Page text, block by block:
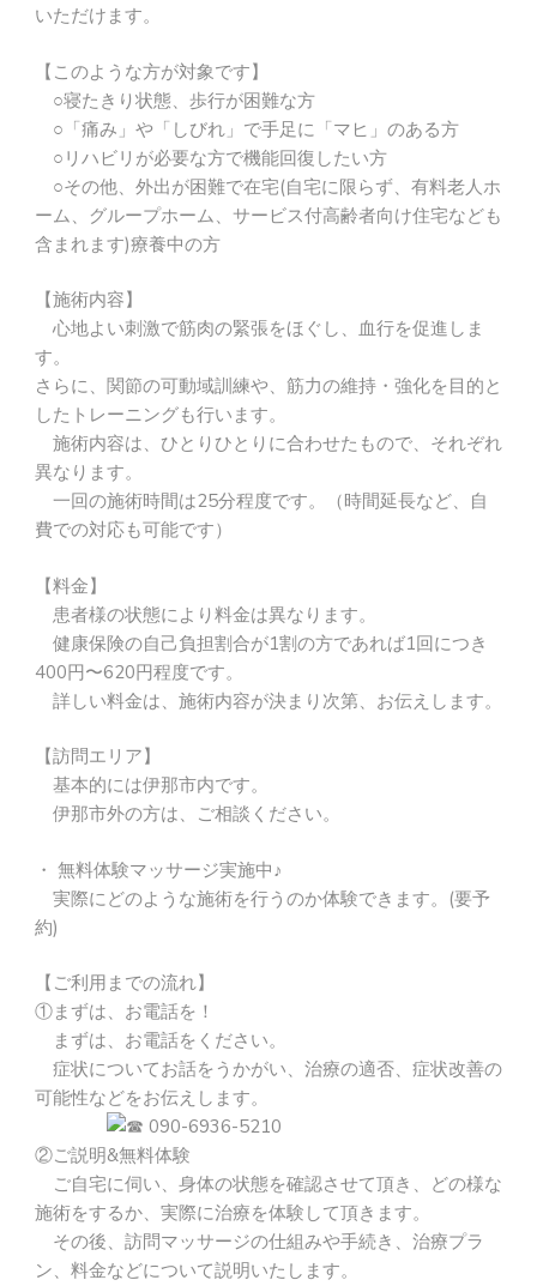
いただけます。
【このような方が対象です】
○寝たきり状態、歩行が困難な方
○「痛み」や「しびれ」で手足に「マヒ」のある方
○リハビリが必要な方で機能回復したい方
○その他、外出が困難で在宅(自宅に限らず、有料老人ホ
ーム、グループホーム、サービス付高齢者向け住宅なども
含まれます)療養中の方
【施術内容】
心地よい刺激で筋肉の緊張をほぐし、血行を促進しま
す。
さらに、関節の可動域訓練や、筋力の維持・強化を目的と
したトレーニングも行います。
施術内容は、ひとりひとりに合わせたもので、それぞれ
異なります。
一回の施術時間は25分程度です。（時間延長など、自
費での対応も可能です）
【料金】
患者様の状態により料金は異なります。
健康保険の自己負担割合が1割の方であれば1回につき
400円〜620円程度です。
詳しい料金は、施術内容が決まり次第、お伝えします。
【訪問エリア】
基本的には伊那市内です。
伊那市外の方は、ご相談ください。
・ 無料体験マッサージ実施中♪
実際にどのような施術を行うのか体験できます。(要予
約)
【ご利用までの流れ】
①まずは、お電話を！
まずは、お電話をください。
症状についてお話をうかがい、治療の適否、症状改善の
可能性などをお伝えします。
090-6936-5210
②ご説明&無料体験
ご自宅に伺い、身体の状態を確認させて頂き、どの様な
施術をするか、実際に治療を体験して頂きます。
その後、訪問マッサージの仕組みや手続き、治療プラ
ン、料金などについて説明いたします。